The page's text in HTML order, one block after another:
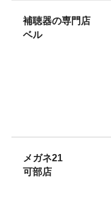
補聴器の専門店
ベル
メガネ21
可部店